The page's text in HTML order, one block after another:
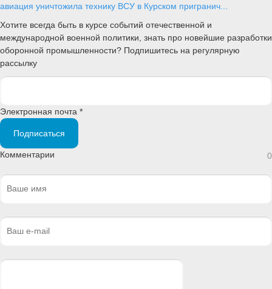
авиация уничтожила технику ВСУ в Курском пригранич...
Хотите всегда быть в курсе событий отечественной и
международной военной политики, знать про новейшие разработки
оборонной промышленности? Подпишитесь на регулярную
рассылку
Электронная почта *
Подписаться
Комментарии 0